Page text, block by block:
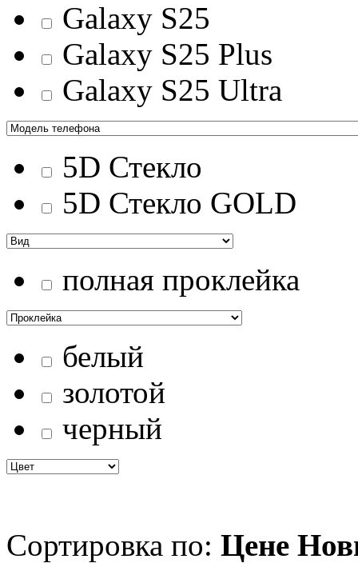
Galaxy S25
Galaxy S25 Plus
Galaxy S25 Ultra
5D Стекло
5D Стекло GOLD
полная проклейка
белый
золотой
черный
Сортировка по: Цене